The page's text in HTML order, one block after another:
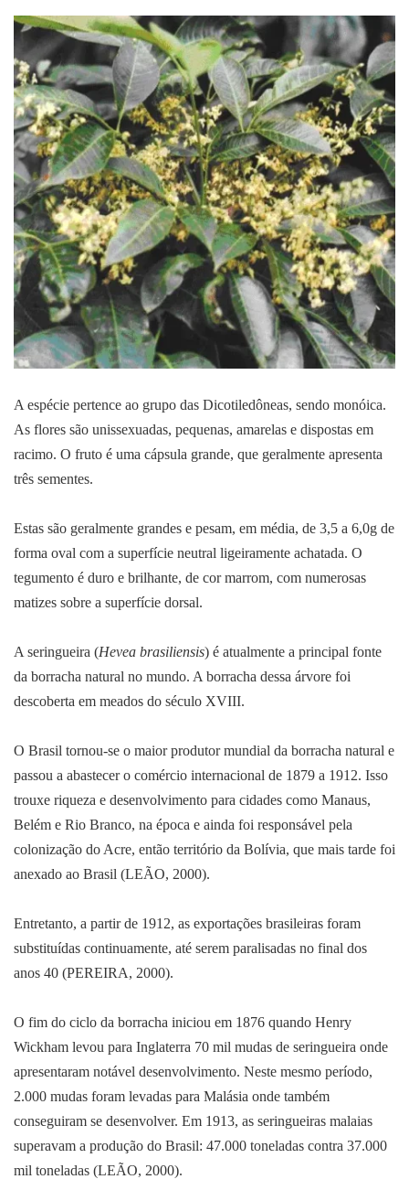
A espécie pertence ao grupo das Dicotiledôneas, sendo monóica.
As flores são unissexuadas, pequenas, amarelas e dispostas em
racimo. O fruto é uma cápsula grande, que geralmente apresenta
três sementes.
Estas são geralmente grandes e pesam, em média, de 3,5 a 6,0g de
forma oval com a superfície neutral ligeiramente achatada. O
tegumento é duro e brilhante, de cor marrom, com numerosas
matizes sobre a superfície dorsal.
A seringueira (Hevea brasiliensis) é atualmente a principal fonte
da borracha natural no mundo. A borracha dessa árvore foi
descoberta em meados do século XVIII.
O Brasil tornou-se o maior produtor mundial da borracha natural e
passou a abastecer o comércio internacional de 1879 a 1912. Isso
trouxe riqueza e desenvolvimento para cidades como Manaus,
Belém e Rio Branco, na época e ainda foi responsável pela
colonização do Acre, então território da Bolívia, que mais tarde foi
anexado ao Brasil (LEÃO, 2000).
Entretanto, a partir de 1912, as exportações brasileiras foram
substituídas continuamente, até serem paralisadas no final dos
anos 40 (PEREIRA, 2000).
O fim do ciclo da borracha iniciou em 1876 quando Henry
Wickham levou para Inglaterra 70 mil mudas de seringueira onde
apresentaram notável desenvolvimento. Neste mesmo período,
2.000 mudas foram levadas para Malásia onde também
conseguiram se desenvolver. Em 1913, as seringueiras malaias
superavam a produção do Brasil: 47.000 toneladas contra 37.000
mil toneladas (LEÃO, 2000).